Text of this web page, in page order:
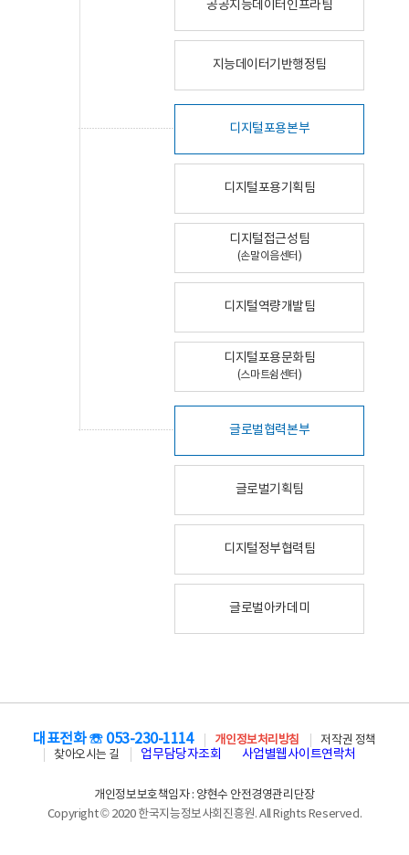
공공지능데이터인프라팀
지능데이터기반행정팀
디지털포용본부
디지털포용기획팀
디지털접근성팀
(손말이음센터)
디지털역량개발팀
디지털포용문화팀
(스마트쉼센터)
글로벌협력본부
글로벌기획팀
디지털정부협력팀
글로벌아카데미
대표전화 ☏ 053-230-1114 개인정보처리방침
저작권 정책
찾아오시는 길
업무담당자조회 사업별웹사이트연락처
개인정보보호책임자 : 양현수 안전경영관리단장
Copyright © 2020 한국지능정보사회진흥원. All Rights Reserved.